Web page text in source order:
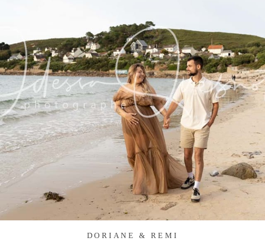
DORIANE & REMI